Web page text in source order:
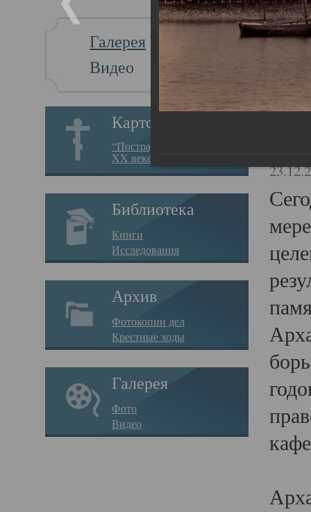
Галерея
Видео
Картотека
“Пострадавшие за веру в
XX веке на Севере”
Библиотека
Книги
Исследования
Архив
Фотокопии дел
Крестные ходы
Галерея
Фото
Видео
Главная